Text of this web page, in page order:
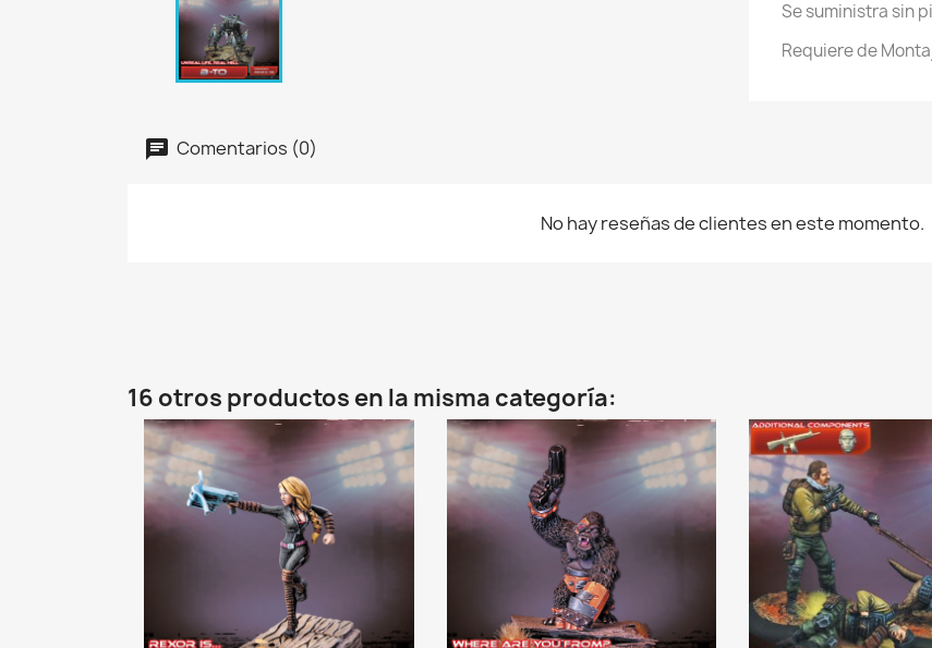
Se suministra sin
Requiere de
Comentarios (0)
No hay reseñas de clientes en este momento.
16 otros productos en la misma categoría: